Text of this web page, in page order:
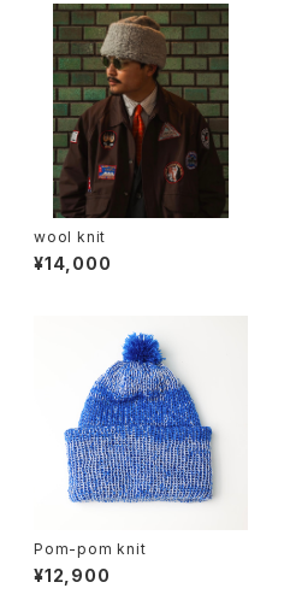
wool knit
¥14,000
Pom-pom knit
¥12,900